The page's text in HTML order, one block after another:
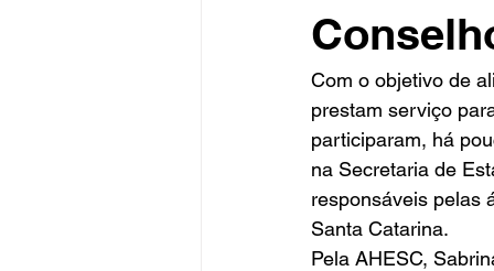
Com o objetivo de
prestam serviço
participaram, há
na Secretaria de
responsáveis pelas
Santa Catarina.
Pela AHESC,